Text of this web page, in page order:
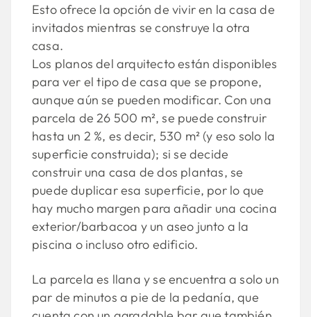
Esto ofrece la opción de vivir en la casa de
invitados mientras se construye la otra
casa.
Los planos del arquitecto están disponibles
para ver el tipo de casa que se propone,
aunque aún se pueden modificar. Con una
parcela de 26 500 m², se puede construir
hasta un 2 %, es decir, 530 m² (y eso solo la
superficie construida); si se decide
construir una casa de dos plantas, se
puede duplicar esa superficie, por lo que
hay mucho margen para añadir una cocina
exterior/barbacoa y un aseo junto a la
piscina o incluso otro edificio.
La parcela es llana y se encuentra a solo un
par de minutos a pie de la pedanía, que